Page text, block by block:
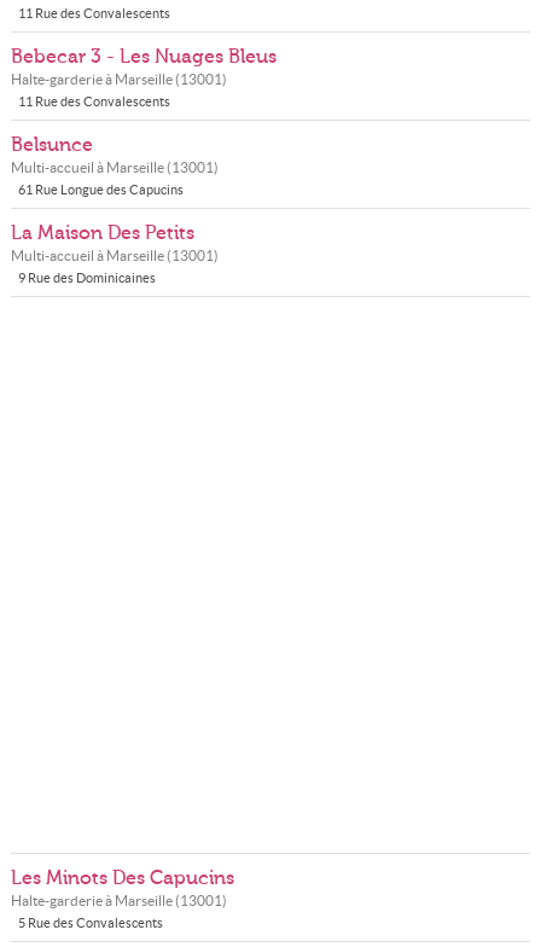
11 Rue des Convalescents
Bebecar 3 - Les Nuages Bleus
Halte-garderie à Marseille(13001)
11 Rue des Convalescents
Belsunce
Multi-accueil à Marseille(13001)
61 Rue Longue des Capucins
La Maison Des Petits
Multi-accueil à Marseille(13001)
9 Rue des Dominicaines
Les Minots Des Capucins
Halte-garderie à Marseille(13001)
5 Rue des Convalescents